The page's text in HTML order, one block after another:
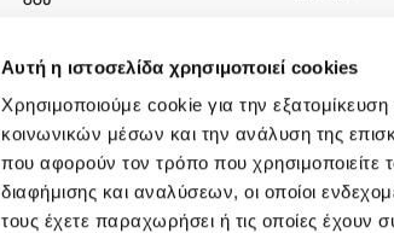
Αυτή η ιστοσελίδα χρησιμοποιεί cookies
Χρησιμοποιούμε cookie για την
κοινωνικών μέσων και την ανάλυση της
που αφορούν τον τρόπο που χρησιμοποιείτε
διαφήμισης και αναλύσεων, οι οποίοι
τους έχετε παραχωρήσει ή τις οποίες
Πολιτική Απορρήτου
Όροι χρήσης